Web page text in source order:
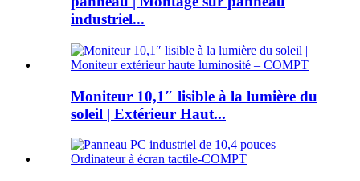
industriel...
Moniteur 10,1″ lisible à la lumière du
soleil | Extérieur Haut...